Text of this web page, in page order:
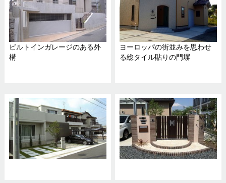
ビルトインガレージのある外
構
ヨーロッパの街並みを思わせ
る総タイル貼りの門塀